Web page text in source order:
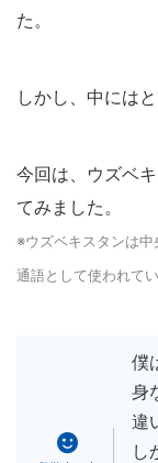
た。
しかし、中には
今回は、ウズベ
てみました。
※ウズベキスタンは
通語として使われて
僕
身
違
し